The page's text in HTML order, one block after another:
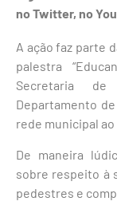
no Twitter, no
A ação faz parte
palestra
Secretaria
Departamento
rede municipal ao
De maneira
sobre respeito à
pedestres e